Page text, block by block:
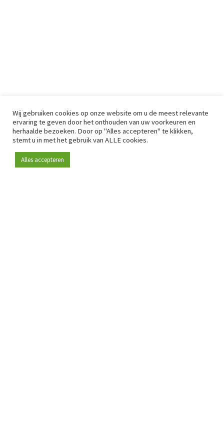
Wij gebruiken cookies op onze website om u de meest relevante
ervaring te geven door het onthouden van uw voorkeuren en
herhaalde bezoeken. Door op "Alles accepteren" te klikken,
stemt u in met het gebruik van ALLE cookies.
Alles accepteren